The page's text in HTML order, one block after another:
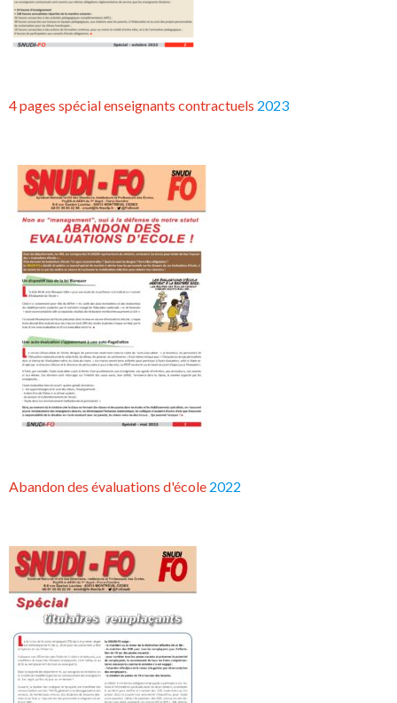
4 pages spécial enseignants contractuels 2023
Abandon des évaluations d'école 2022